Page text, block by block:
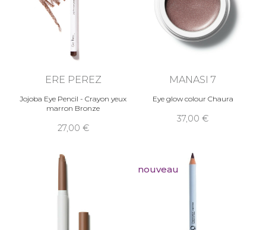
ERE PEREZ
Jojoba Eye Pencil - Crayon yeux
marron Bronze
27,00
MANASI 7
Eye glow colour Chaura
37,00
nouveau